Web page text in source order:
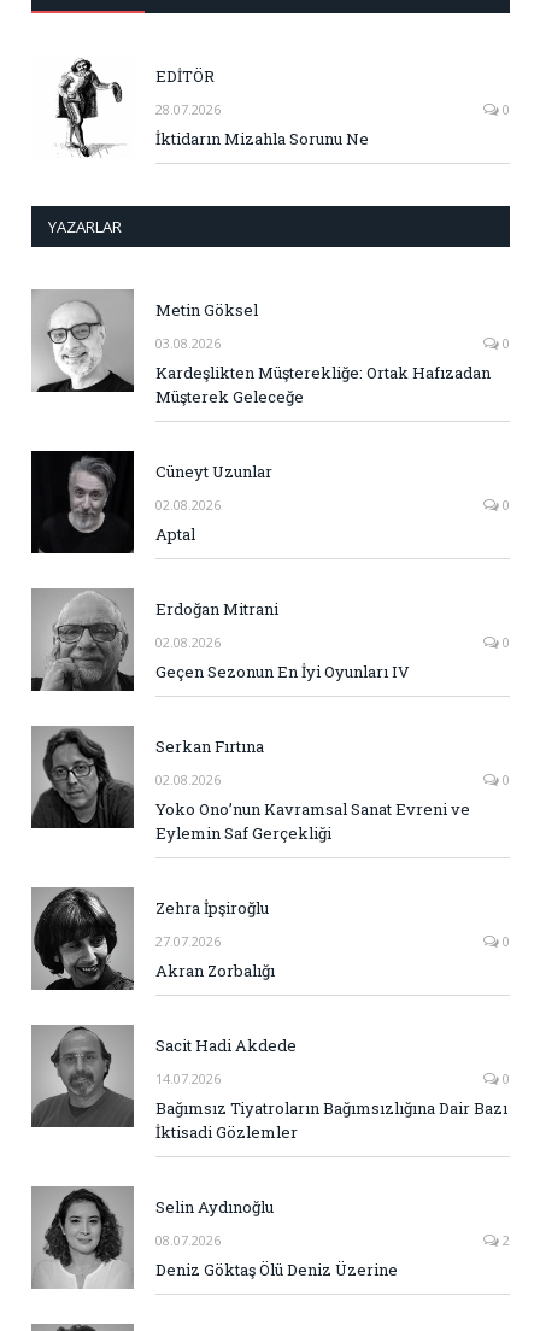
EDİTÖR
28.07.2026 0
İktidarın Mizahla Sorunu Ne
YAZARLAR
Metin Göksel
03.08.2026 0
Kardeşlikten Müşterekliğe: Ortak Hafızadan
Müşterek Geleceğe
Cüneyt Uzunlar
02.08.2026 0
Aptal
Erdoğan Mitrani
02.08.2026 0
Geçen Sezonun En İyi Oyunları IV
Serkan Fırtına
02.08.2026 0
Yoko Ono’nun Kavramsal Sanat Evreni ve
Eylemin Saf Gerçekliği
Zehra İpşiroğlu
27.07.2026 0
Akran Zorbalığı
Sacit Hadi Akdede
14.07.2026 0
Bağımsız Tiyatroların Bağımsızlığına Dair Bazı
İktisadi Gözlemler
Selin Aydınoğlu
08.07.2026 2
Deniz Göktaş Ölü Deniz Üzerine